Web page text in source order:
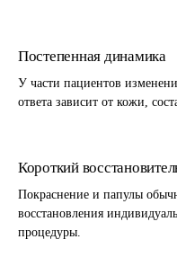
Постепенная динамика
У части пациентов
ответа зависит от кожи,
Короткий
Покраснение и папулы
восстановления
процедуры.